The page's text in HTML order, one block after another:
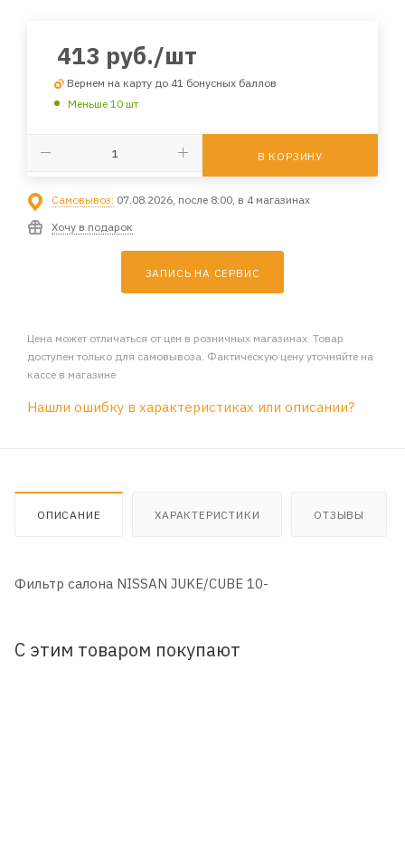
413 руб./шт
Вернем на карту до 41 бонусных баллов
Меньше 10 шт
В КОРЗИНУ
Самовывоз: 07.08.2026, после 8:00, в 4 магазинах
Хочу в подарок
ЗАПИСЬ НА СЕРВИС
Цена может отличаться от цен в розничных магазинах. Товар
доступен только для самовывоза. Фактическую цену уточняйте на
кассе в магазине
Нашли ошибку в характеристиках или описании?
ОПИСАНИЕ ХАРАКТЕРИСТИКИ ОТЗЫВЫ
Фильтр салона NISSAN JUKE/CUBE 10-
С этим товаром покупают